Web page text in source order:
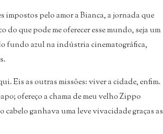
impostos pelo amor a Bianca, a jornada que
que pode me oferecer esse mundo, seja um
fundo azul na indústria cinematográfica,
Eis as outras missões: viver a cidade, enfim.
ofereço a chama de meu velho Zippo
cabelo ganhava uma leve vivacidade graças as